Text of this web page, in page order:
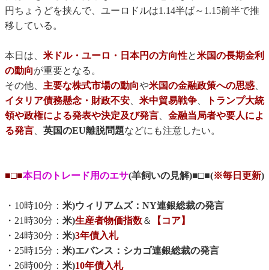
円ちょうどを挟んで、ユーロドルは1.14半ば～1.15前半で推
移している。
本日は、 米ドル・ユーロ・日本円の方向性と米国の長期金利
の動向が重要となる。
その他、 主要な株式市場の動向や米国の金融政策への思惑、
イタリア債務懸念・財政不安、 米中貿易戦争、
トランプ大統
領や政権による発表や決定及び発言、 金融当局者や要人によ
る発言、 英国のEU離脱問題などにも注意したい。
■□■本日のトレード用のエサ(羊飼いの見解)■□■(※毎日更新)
・10時10分： 米)ウィリアムズ：NY連銀総裁の発言
・21時30分： 米)生産者物価指数＆
【コア】
・24時30分： 米)3年債入札
・25時15分： 米)エバンス：シカゴ連銀総裁の発言
・26時00分： 米)10年債入札